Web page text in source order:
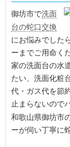
御坊市で洗面
台の蛇口交換
にお悩みでした
ーまでご用命く
家の洗面台の水
たい、洗面化粧
代・ガス代を節
止まらないので
和歌山県御坊市
ーが伺い丁寧に